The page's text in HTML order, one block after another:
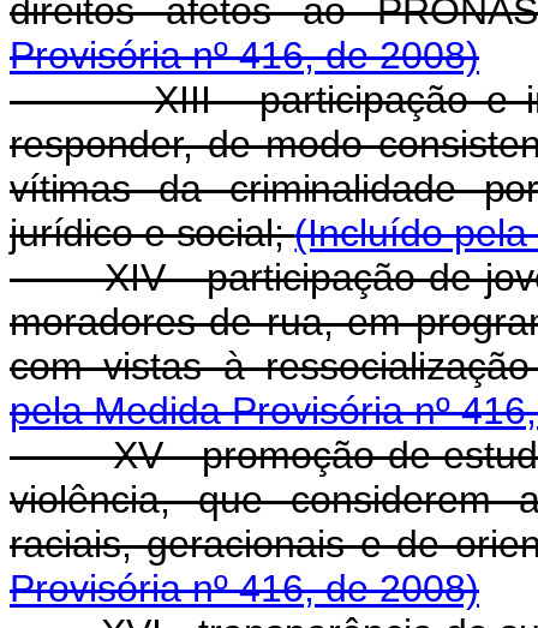
direitos afetos ao
Provisória nº 416, de 2008)
XIII - participação e
responder, de modo
vítimas da criminalidade
jurídico e social;(Incluído pela
XIV - participação de
moradores de rua, em
com vistas à
pela Medida Provisória nº
XV - promoção de
violência, que considerem
raciais, geracionais e de
Provisória nº 416, de 2008)